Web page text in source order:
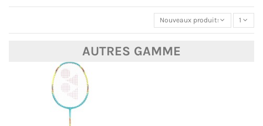
Nouveaux produits 1
AUTRES GAMME